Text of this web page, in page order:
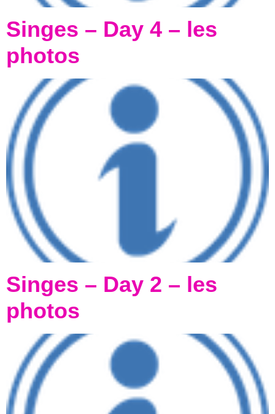
Singes – Day 4 – les
photos
Singes – Day 2 – les
photos